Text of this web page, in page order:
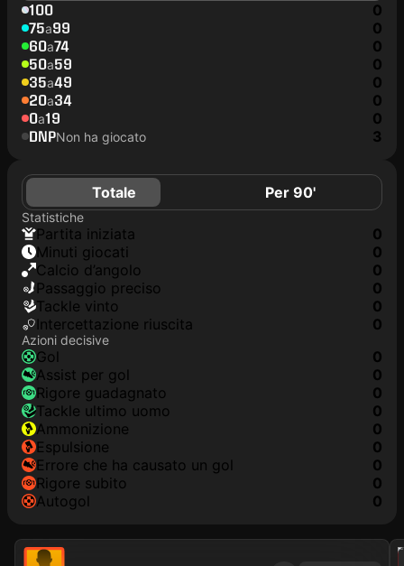
100 0
75a99 0
60a74 0
50a59 0
35a49 0
20a34 0
0a19 0
DNPNon ha giocato 3
Totale Per 90'
Statistiche
Partita iniziata
0
Minuti giocati
0
Calcio d’angolo
0
Passaggio preciso
0
Tackle vinto
0
Intercettazione riuscita
0
Azioni decisive
Gol
0
Assist per gol
0
Rigore guadagnato
0
Tackle ultimo uomo
0
Ammonizione
0
Espulsione
0
Errore che ha causato un gol
0
Rigore subito
0
Autogol
0
2025